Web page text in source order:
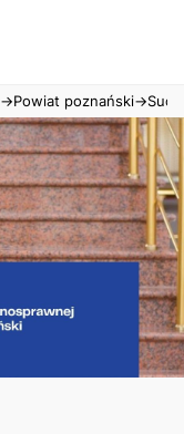
→Powiat poznański→